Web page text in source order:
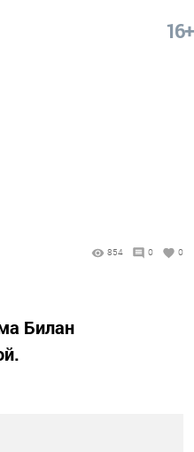
16+
854 0 0
Билан